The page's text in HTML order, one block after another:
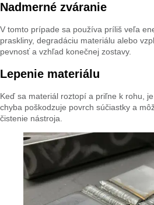
Nadmerné zváranie
V tomto prípade sa používa príliš veľa
praskliny, degradáciu materiálu alebo
pevnosť a vzhľad konečnej zostavy.
Lepenie materiálu
Keď sa materiál roztopí a priľne k rohu,
chyba poškodzuje povrch súčiastky a
čistenie nástroja.